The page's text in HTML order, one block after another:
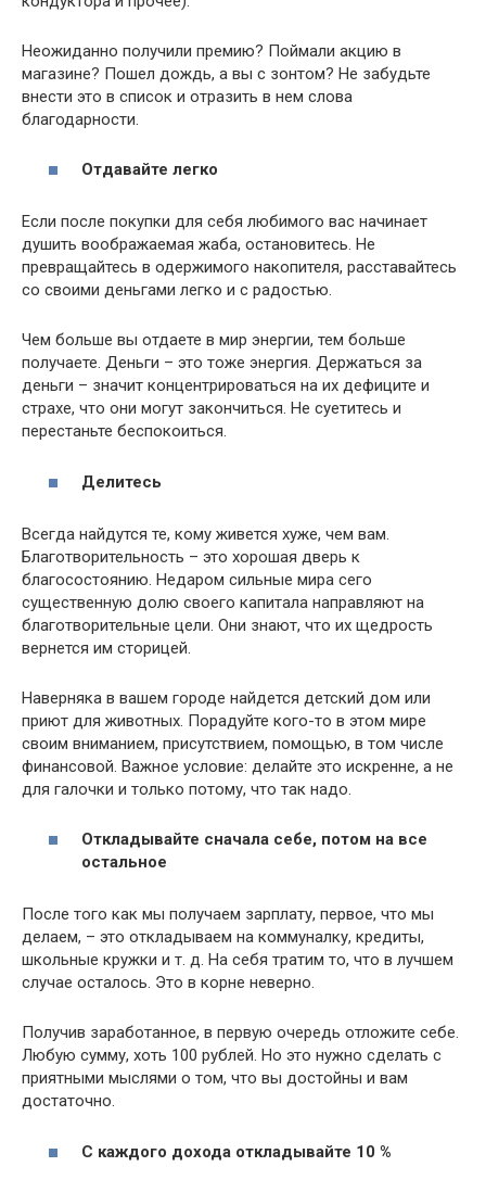
Неожиданно получили премию? Поймали акцию в
магазине? Пошел дождь, а вы с зонтом? Не забудьте
внести это в список и отразить в нем слова
благодарности.
Отдавайте легко
Если после покупки для себя любимого вас начинает
душить воображаемая жаба, остановитесь. Не
превращайтесь в одержимого накопителя, расставайтесь
со своими деньгами легко и с радостью.
Чем больше вы отдаете в мир энергии, тем больше
получаете. Деньги – это тоже энергия. Держаться за
деньги – значит концентрироваться на их дефиците и
страхе, что они могут закончиться. Не суетитесь и
перестаньте беспокоиться.
Делитесь
Всегда найдутся те, кому живется хуже, чем вам.
Благотворительность – это хорошая дверь к
благосостоянию. Недаром сильные мира сего
существенную долю своего капитала направляют на
благотворительные цели. Они знают, что их щедрость
вернется им сторицей.
Наверняка в вашем городе найдется детский дом или
приют для животных. Порадуйте кого-то в этом мире
своим вниманием, присутствием, помощью, в том числе
финансовой. Важное условие: делайте это искренне, а не
для галочки и только потому, что так надо.
Откладывайте сначала себе, потом на все
остальное
После того как мы получаем зарплату, первое, что мы
делаем, – это откладываем на коммуналку, кредиты,
школьные кружки и т. д. На себя тратим то, что в лучшем
случае осталось. Это в корне неверно.
Получив заработанное, в первую очередь отложите себе.
Любую сумму, хоть 100 рублей. Но это нужно сделать с
приятными мыслями о том, что вы достойны и вам
достаточно.
С каждого дохода откладывайте 10 %